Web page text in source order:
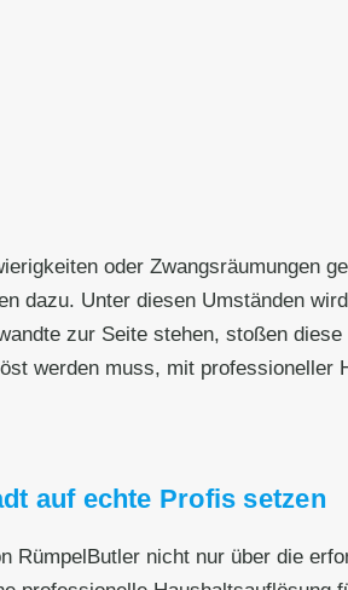
oder Zwangsräumungen
dazu. Unter diesen Umständen
zur Seite stehen, stoßen
werden muss, mit
auf echte Profis setzen
nicht nur über die